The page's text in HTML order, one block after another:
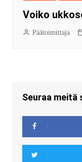
Voiko
Päätoimittaja
Seuraa meitä